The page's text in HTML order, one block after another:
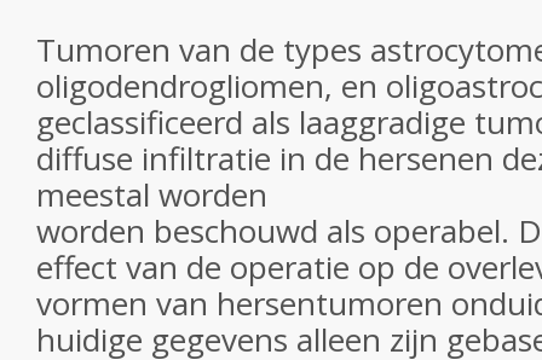
Tumoren van de types
oligodendrogliomen, en
geclassificeerd als laaggradige
diffuse infiltratie in de hersenen
meestal worden
worden beschouwd als operabel.
effect van de operatie op de
vormen van hersentumoren
huidige gegevens alleen zijn